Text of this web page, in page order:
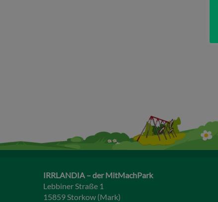
IRRLANDIA – der MitMachPark
Lebbiner Straße 1
15859 Storkow (Mark)